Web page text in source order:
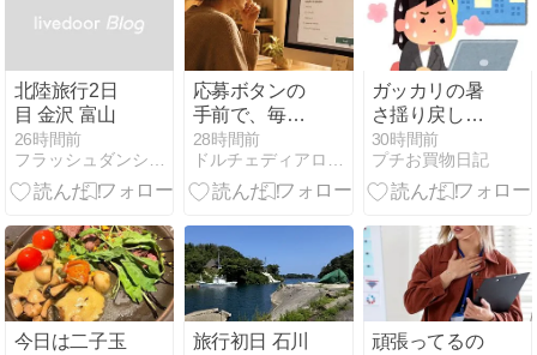
北陸旅行2日
目 金沢 富山
26時間前
フラッシュダンシュ 外資系 IT企業サラリーマンの断酒日記
応募ボタンの
手前で、毎回
止まる人へ
28時間前
ドルチェディアロマ・心と体のケアサロン
ガッカリの暑
さ揺り戻し。
涼しかったの
は月曜だけ
30時間前
プチお買物日記
今日は二子玉
旅行初日 石川
頑張ってるの